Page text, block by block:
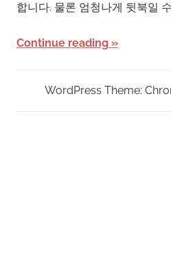
합니다. 물론 엄청나게 뒷북일
Continue reading
WordPress Theme: